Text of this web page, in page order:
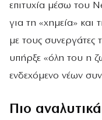
επιτυχία μέσω του
για τη «χημεία» και
με τους συνεργάτες
υπήρξε «όλη του η
ενδεχόμενο νέων
Πιο αναλυτικά